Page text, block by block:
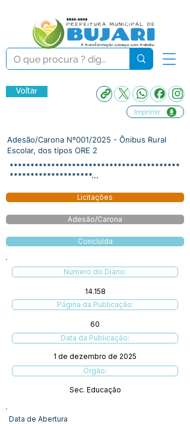
Voltar
Imprimir
Adesão/Carona Nº001/2025 - Ônibus Rural
Escolar, dos tipos ORE 2
*****************************************
********************...
Licitações
Adesão/Carona
Concluída
Número do Diário:
14.158
Página da Publicação:
60
Data da Publicação:
1 de dezembro de 2025
Órgão:
Sec. Educação
Data de Abertura